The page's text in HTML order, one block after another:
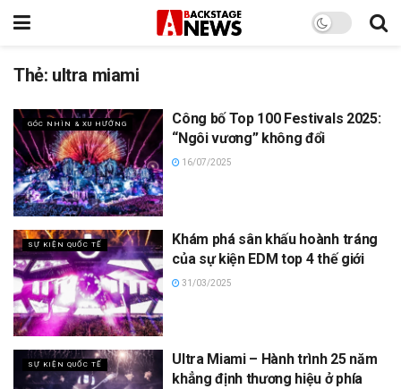
Thẻ: ultra miami
GÓC NHÌN & XU HƯỚNG
Công bố Top 100 Festivals 2025:
“Ngôi vương” không đổi
16/07/2025
SỰ KIỆN QUỐC TẾ
Khám phá sân khấu hoành tráng
của sự kiện EDM top 4 thế giới
31/03/2025
SỰ KIỆN QUỐC TẾ
Ultra Miami – Hành trình 25 năm
khẳng định thương hiệu ở phía